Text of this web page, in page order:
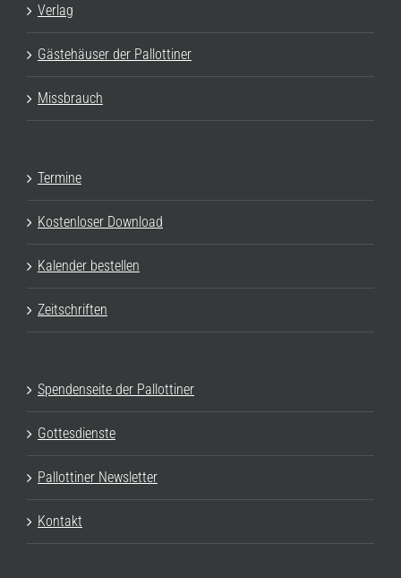
Verlag
Gästehäuser der Pallottiner
Missbrauch
Termine
Kostenloser Download
Kalender bestellen
Zeitschriften
Spendenseite der Pallottiner
Gottesdienste
Pallottiner Newsletter
Kontakt